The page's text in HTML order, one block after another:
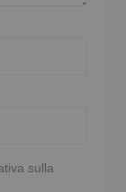
sulla